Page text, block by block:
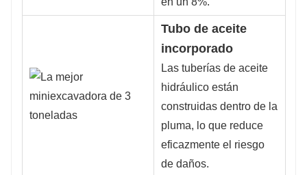
Tubo de aceite
incorporado
Las tuberías de aceite
hidráulico están
construidas dentro de la
pluma, lo que reduce
eficazmente el riesgo
de daños.